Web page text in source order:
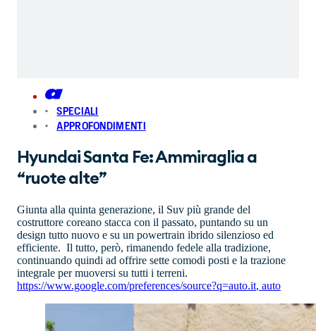
SPECIALI
APPROFONDIMENTI
Hyundai Santa Fe: Ammiraglia a
“ruote alte”
Giunta alla quinta generazione, il Suv più grande del
costruttore coreano stacca con il passato, puntando su un
design tutto nuovo e su un powertrain ibrido silenzioso ed
efficiente. Il tutto, però, rimanendo fedele alla tradizione,
continuando quindi ad offrire sette comodi posti e la trazione
integrale per muoversi su tutti i terreni.
https://www.google.com/preferences/source?q=auto.it, auto